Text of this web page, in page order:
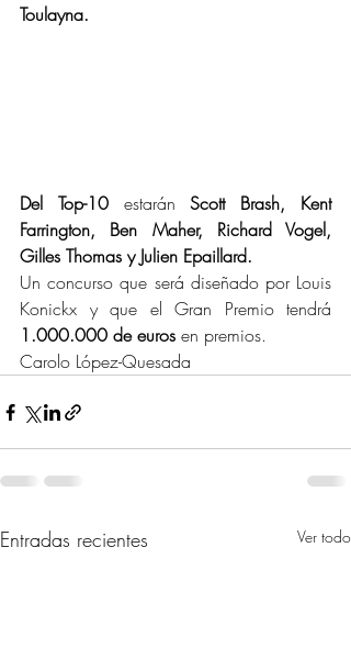
Toulayna.
Del Top-10 estarán Scott Brash, Kent
Farrington, Ben Maher, Richard Vogel,
Gilles Thomas y Julien Epaillard.
Un concurso que será diseñado por Louis
1.000.000 de euros en premios.
Carolo López-Quesada
Entradas recientes Ver todo